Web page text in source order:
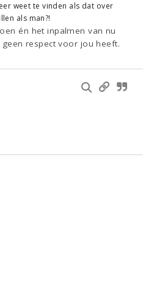
weet te vinden als dat over
als man?!
én het inpalmen van nu
respect voor jou heeft.